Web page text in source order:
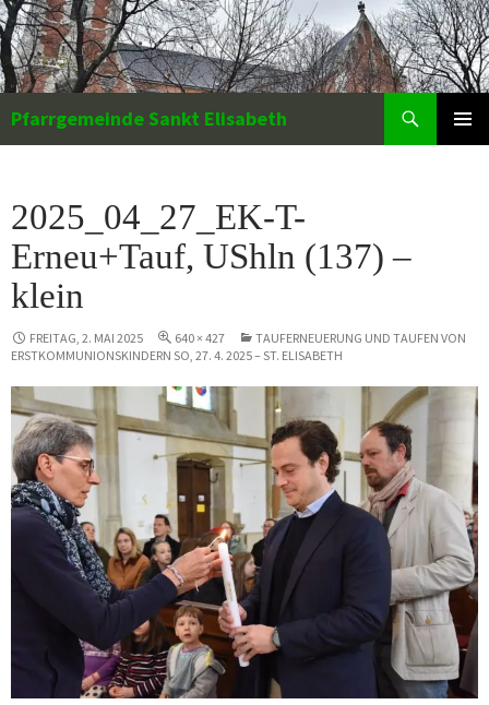
Zum
Inhalt
springen
Pfarrgemeinde Sankt Elisabeth
2025_04_27_EK-T-
Erneu+Tauf, UShln (137) –
klein
FREITAG, 2. MAI 2025 640 × 427
TAUFERNEUERUNG UND TAUFEN VON
ERSTKOMMUNIONSKINDERN SO, 27. 4. 2025 – ST. ELISABETH